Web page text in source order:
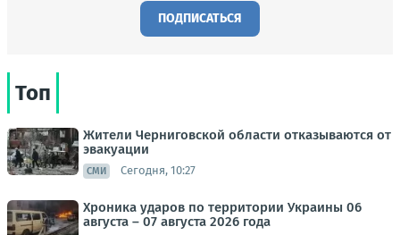
ПОДПИСАТЬСЯ
Топ
Жители Черниговской области отказываются от
эвакуации
СМИ Сегодня, 10:27
Хроника ударов по территории Украины 06
августа – 07 августа 2026 года